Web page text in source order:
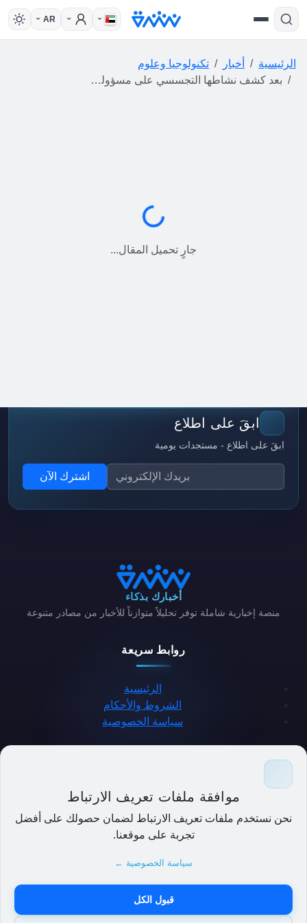
موافقة ملفات تعريف الارتباط
نحن نستخدم ملفات تعريف الارتباط لضمان حصولك على أفضل
تجربة على موقعنا.
سياسة الخصوصية ←
قبول الكل
AR
الرئيسية أخبار
تكنولوجيا وعلوم
بعد كشف نشاطها التجسسي على مسؤولين روس.. "كلاودفلير" تتعاون مع هيئات أوكرانية
جارٍ التحميل...
جارٍ تحميل المقال...
ابقَ على اطلاع
ابقَ على اطلاع - مستجدات يومية
اشترك الآن
أخبارك بذكاء
منصة إخبارية شاملة توفر تحليلاً متوازناً للأخبار من مصادر متنوعة
روابط سريعة
الرئيسية
الشروط والأحكام
سياسة الخصوصية